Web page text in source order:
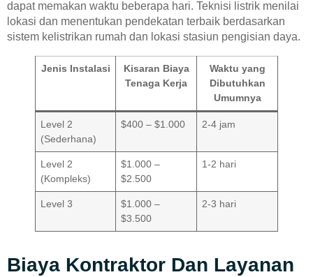
dapat memakan waktu beberapa hari. Teknisi listrik menilai
lokasi dan menentukan pendekatan terbaik berdasarkan
sistem kelistrikan rumah dan lokasi stasiun pengisian daya.
Jenis Instalasi
Kisaran Biaya
Tenaga Kerja
Waktu yang
Dibutuhkan
Umumnya
Level 2
(Sederhana)
$400 – $1.000 2-4 jam
Level 2
(Kompleks)
$1.000 –
$2.500
1-2 hari
Level 3
$1.000 –
$3.500
2-3 hari
Biaya Kontraktor Dan Layanan